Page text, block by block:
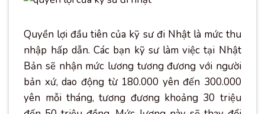
Quyền lợi đầu tiên của kỹ sư đi Nhật là mức thu
nhập hấp dẫn. Các bạn kỹ sư làm việc tại Nhật
Bản sẽ nhận mức lương tương đương với người
bản xứ, dao động từ 180.000 yên đến 300.000
yên mỗi tháng, tương đương khoảng 30 triệu